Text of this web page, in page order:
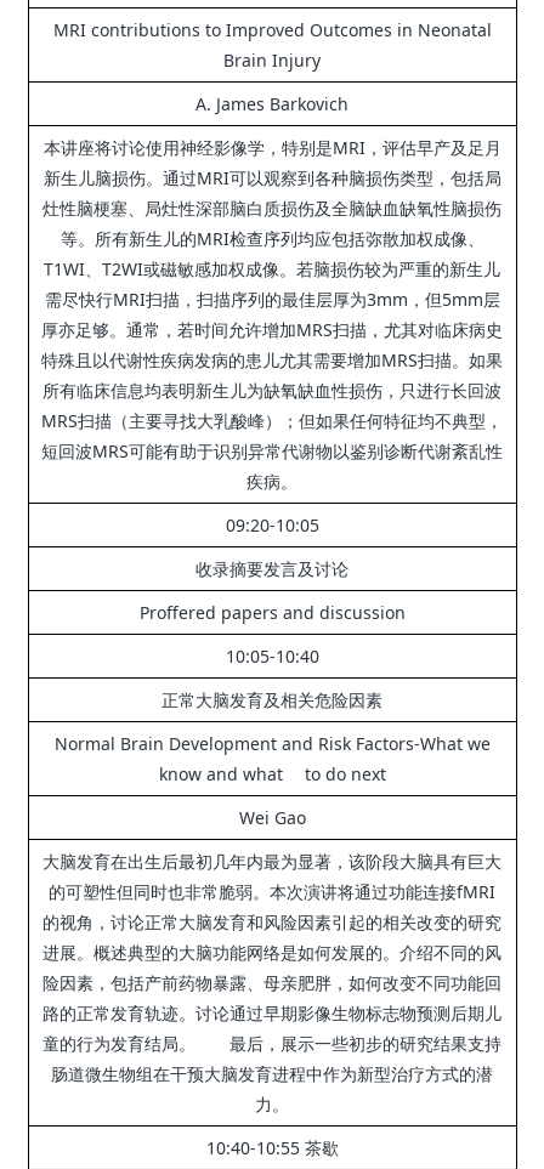
MRI contributions to Improved Outcomes in Neonatal
Brain Injury
A. James Barkovich
本讲座将讨论使用神经影像学，特别是MRI，评估早产及足月
新生儿脑损伤。 通过MRI可以观察到各种脑损伤类型，包括局
灶性脑梗塞、局灶性深部脑白质损伤及全脑缺血缺氧性脑损伤
等。 所有新生儿的MRI检查序列均应包括弥散加权成像、
T1WI、T2WI或磁敏感加权成像。 若脑损伤较为严重的新生儿
需尽快行MRI扫描，扫描序列的最佳层厚为3mm，但5mm层
厚亦足够。 通常，若时间允许增加MRS扫描，尤其对临床病史
特殊且以代谢性疾病发病的患儿尤其需要增加MRS扫描。 如果
所有临床信息均表明新生儿为缺氧缺血性损伤，只进行长回波
MRS扫描（主要寻找大乳酸峰）； 但如果任何特征均不典型，
短回波MRS可能有助于识别异常代谢物以鉴别诊断代谢紊乱性
疾病。
09:20-10:05
收录摘要发言及讨论
Proffered papers and discussion
10:05-10:40
正常大脑发育及相关危险因素
Normal Brain Development and Risk Factors-What we
know and what to do next
Wei Gao
大脑发育在出生后最初几年内最为显著，该阶段大脑具有巨大
的可塑性但同时也非常脆弱。 本次演讲将通过功能连接fMRI
的视角，讨论正常大脑发育和风险因素引起的相关改变的研究
进展。 概述典型的大脑功能网络是如何发展的。 介绍不同的风
险因素，包括产前药物暴露、母亲肥胖，如何改变不同功能回
路的正常发育轨迹。 讨论通过早期影像生物标志物预测后期儿
童的行为发育结局。
最后，展示一些初步的研究结果支持
肠道微生物组在干预大脑发育进程中作为新型治疗方式的潜
力。
10:40-10:55 茶歇